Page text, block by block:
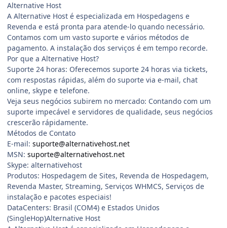
Alternative Host
A Alternative Host é especializada em Hospedagens e
Revenda e está pronta para atende-lo quando necessário.
Contamos com um vasto suporte e vários métodos de
pagamento. A instalação dos serviços é em tempo recorde.
Por que a Alternative Host?
Suporte 24 horas: Oferecemos suporte 24 horas via tickets,
com respostas rápidas, além do suporte via e-mail, chat
online, skype e telefone.
Veja seus negócios subirem no mercado: Contando com um
suporte impecável e servidores de qualidade, seus negócios
crescerão rápidamente.
Métodos de Contato
E-mail: suporte@alternativehost.net
MSN: suporte@alternativehost.net
Skype: alternativehost
Produtos: Hospedagem de Sites, Revenda de Hospedagem,
Revenda Master, Streaming, Serviços WHMCS, Serviços de
instalação e pacotes especiais!
DataCenters: Brasil (COM4) e Estados Unidos
(SingleHop)Alternative Host